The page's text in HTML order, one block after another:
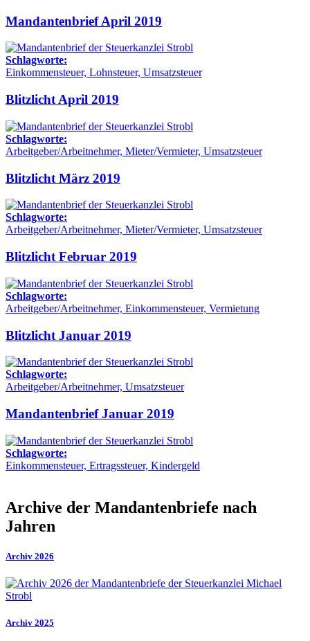
Mandantenbrief April 2019
Schlagworte:
Einkommensteuer, Lohnsteuer, Umsatzsteuer
Blitzlicht April 2019
Schlagworte:
Arbeitgeber/Arbeitnehmer, Mieter/Vermieter, Umsatzsteuer
Blitzlicht März 2019
Schlagworte:
Arbeitgeber/Arbeitnehmer, Mieter/Vermieter, Umsatzsteuer
Blitzlicht Februar 2019
Schlagworte:
Arbeitgeber/Arbeitnehmer, Einkommensteuer, Vermietung
Blitzlicht Januar 2019
Schlagworte:
Arbeitgeber/Arbeitnehmer, Umsatzsteuer
Mandantenbrief Januar 2019
Schlagworte:
Einkommensteuer, Ertragssteuer, Kindergeld
Archive der Mandantenbriefe nach
Jahren
Archiv 2026
Archiv 2025